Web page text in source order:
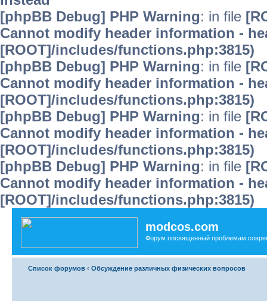
[phpBB Debug] PHP Warning: in file
Cannot modify header information -
[ROOT]/includes/functions.php:3815)
[phpBB Debug] PHP Warning: in file
Cannot modify header information -
[ROOT]/includes/functions.php:3815)
[phpBB Debug] PHP Warning: in file
Cannot modify header information -
[ROOT]/includes/functions.php:3815)
[phpBB Debug] PHP Warning: in file
Cannot modify header information -
[ROOT]/includes/functions.php:3815)
modcos.com
Форум посвященный проблемам
Список форумов ‹ Обсуждение различных физических вопросов